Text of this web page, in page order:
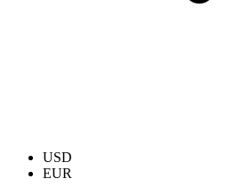
USD
EUR